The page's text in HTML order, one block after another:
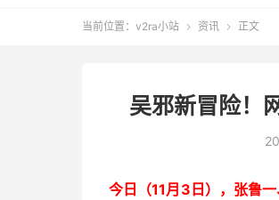
当前位置： v2ra小站  资讯  正文
吴邪新冒险！
今日（11月3日），张鲁